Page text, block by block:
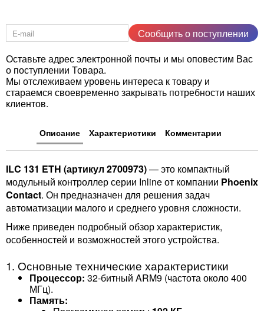
Сообщить о поступлении
Оставьте адрес электронной почты и мы оповестим Вас
о поступлении Товара.
Мы отслеживаем уровень интереса к товару и
стараемся своевременно закрывать потребности наших
клиентов.
Описание Характеристики Комментарии
ILC 131 ETH (артикул 2700973)— это компактный
модульный контроллер серии Inline от компании Phoenix
Contact. Он предназначен для решения задач
автоматизации малого и среднего уровня сложности.
Ниже приведен подробный обзор характеристик,
особенностей и возможностей этого устройства.
1. Основные технические характеристики
Процессор: 32-битный ARM9 (частота около 400
МГц).
Память: